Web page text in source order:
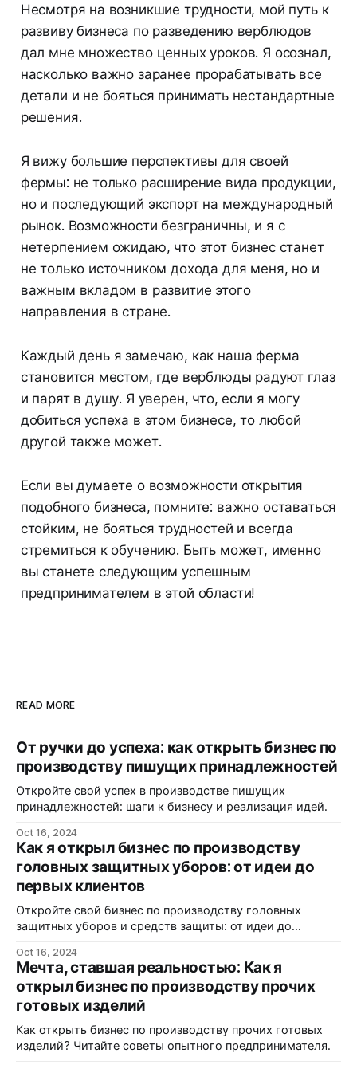
Несмотря на возникшие трудности, мой путь к
развиву бизнеса по разведению верблюдов
дал мне множество ценных уроков. Я осознал,
насколько важно заранее прорабатывать все
детали и не бояться принимать нестандартные
решения.
Я вижу большие перспективы для своей
фермы: не только расширение вида продукции,
но и последующий экспорт на международный
рынок. Возможности безграничны, и я с
нетерпением ожидаю, что этот бизнес станет
не только источником дохода для меня, но и
важным вкладом в развитие этого
направления в стране.
Каждый день я замечаю, как наша ферма
становится местом, где верблюды радуют глаз
и парят в душу. Я уверен, что, если я могу
добиться успеха в этом бизнесе, то любой
другой также может.
Если вы думаете о возможности открытия
подобного бизнеса, помните: важно оставаться
стойким, не бояться трудностей и всегда
стремиться к обучению. Быть может, именно
вы станете следующим успешным
предпринимателем в этой области!
READ MORE
От ручки до успеха: как открыть бизнес по
производству пишущих принадлежностей
Откройте свой успех в производстве пишущих
принадлежностей: шаги к бизнесу и реализация идей.
Oct 16, 2024
Как я открыл бизнес по производству
головных защитных уборов: от идеи до
первых клиентов
Откройте свой бизнес по производству головных
защитных уборов и средств защиты: от идеи до
Oct 16, 2024
Мечта, ставшая реальностью: Как я
открыл бизнес по производству прочих
готовых изделий
Как открыть бизнес по производству прочих готовых
изделий? Читайте советы опытного предпринимателя.